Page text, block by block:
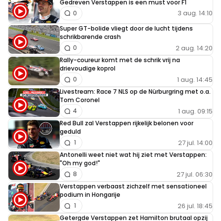
Heerlijk om weer eens te horen.
BMW Racer
3 oktober 2021 12:20
Matra V12 onder alle kenners de meest spectaculaire
herrie ever!
Meepraten? Dat kan! Je hoeft je alleen maar aan te
melden met een RN365-account.
INLOGGEN AANMELDEN
Gedreven Verstappen is een must voor F1
3 aug. 14:10
0
Super GT-bolide vliegt door de lucht tijdens
schrikbarende crash
2 aug. 14:20
0
Rally-coureur komt met de schrik vrij na
drievoudige koprol
1 aug. 14:45
0
Livestream: Race 7 NLS op de Nürburgring met o.a.
Tom Coronel
1 aug. 09:15
4
Red Bull zal Verstappen rijkelijk belonen voor
geduld
27 jul. 14:00
1
Antonelli weet niet wat hij ziet met Verstappen:
"Oh my god!"
27 jul. 06:30
8
Verstappen verbaast zichzelf met sensationeel
podium in Hongarije
26 jul. 18:45
1
Getergde Verstappen zet Hamilton brutaal opzij